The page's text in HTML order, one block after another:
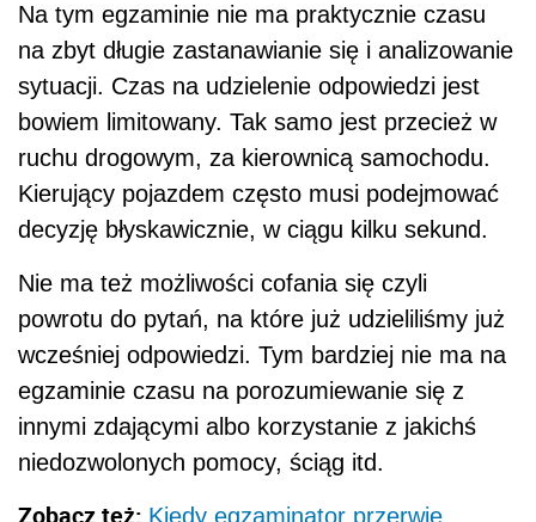
Na tym egzaminie nie ma praktycznie czasu
na zbyt długie zastanawianie się i analizowanie
sytuacji. Czas na udzielenie odpowiedzi jest
bowiem limitowany. Tak samo jest przecież w
ruchu drogowym, za kierownicą samochodu.
Kierujący pojazdem często musi podejmować
decyzję błyskawicznie, w ciągu kilku sekund.
Nie ma też możliwości cofania się czyli
powrotu do pytań, na które już udzieliliśmy już
wcześniej odpowiedzi. Tym bardziej nie ma na
egzaminie czasu na porozumiewanie się z
innymi zdającymi albo korzystanie z jakichś
niedozwolonych pomocy, ściąg itd.
Kiedy egzaminator przerwie